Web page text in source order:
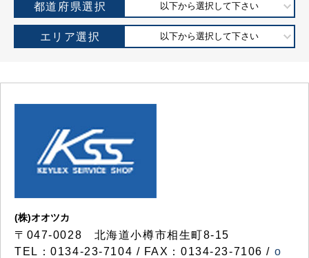
都道府県選択 以下から選択して下さい
エリア選択 以下から選択して下さい
(株)オオツカ
〒047-0028 北海道小樽市相生町8-15
TEL：0134-23-7104 / FAX：0134-23-7106 / o